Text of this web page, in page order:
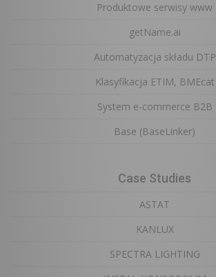
Produktowe serwisy www
getName.ai
Automatyzacja składu DTP
Klasyfikacja ETIM, BMEcat
System e-commerce B2B
Base (BaseLinker)
Case Studies
ASTAT
KANLUX
SPECTRA LIGHTING